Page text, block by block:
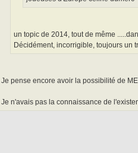
un topic de 2014, tout de même
Décidément, incorrigible, toujours un
Je pense encore avoir la possibilité de
Je n'avais pas la connaissance de